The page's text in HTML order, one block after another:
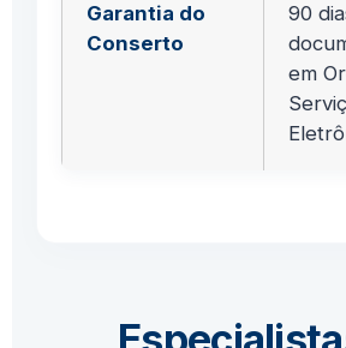
Garantia do
Conserto
90
em